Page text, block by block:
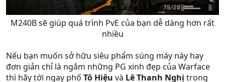
M240B sẽ giúp quá trình PvE của bạn dễ dàng hơn rất
nhiều​
Nếu bạn muốn sở hữu siêu phẩm súng máy này hay
đơn giản chỉ là ngắm những PG xinh đẹp của Warface
thì hãy tới ngay phố Tô Hiệu và Lê Thanh Nghị trong